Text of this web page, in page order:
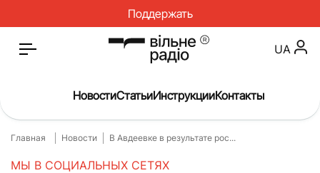
Поддержать
Главная
Новости
UA
НовостиСтатьиИнструкцииКонтакты
Главная Новости В Авдеевке в результате рос...
МЫ В СОЦИАЛЬНЫХ СЕТЯХ